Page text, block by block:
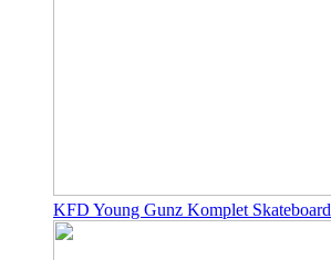
KFD Young Gunz Komplet Skateboard